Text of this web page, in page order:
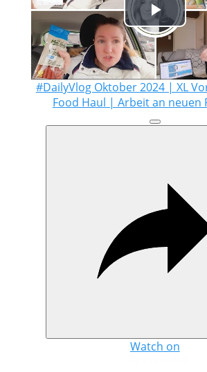
Play
#DailyVlog Oktober 2024 | XL
Food Haul | Arbeit an neuen
Watch on